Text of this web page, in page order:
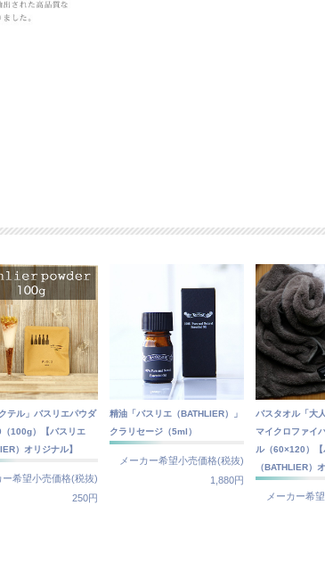
クテル」バスリエパウダ
100g）【バスリエ
）オリジナル】
ー希望小売価格(税抜)
250円
精油「バスリエ（BATHLIER）」
クラリセージ（5ml）
メーカー希望小売価格(税抜)
1,880円
バスタオル「大
マイクロファイ
ル（60×120）【
（BATHLIER）
メーカー希